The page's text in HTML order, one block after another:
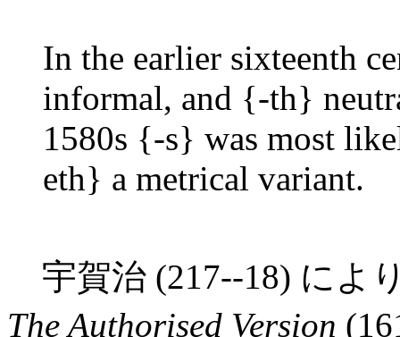
In the earlier sixteenth
informal, and {-th}
1580s {-s} was most
eth} a metrical variant.
宇賀治 (217--18) によ
The Authorised Version